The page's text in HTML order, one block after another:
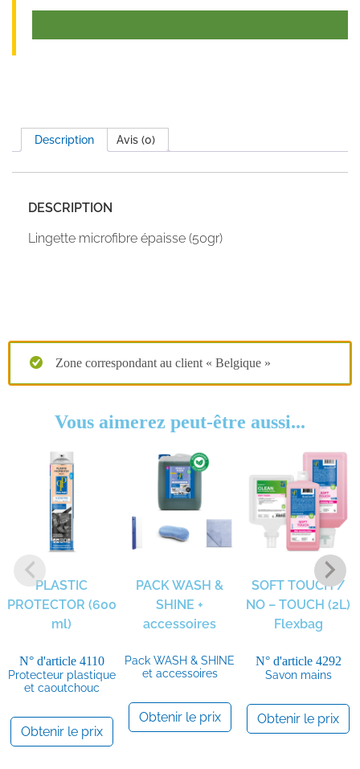
Description Avis (0)
DESCRIPTION
Lingette microfibre épaisse (50gr)
Zone correspondant au client « Belgique »
Vous aimerez peut-être aussi...
PLASTIC
PROTECTOR (600
ml)
N° d'article 4110
Protecteur plastique
et caoutchouc
Obtenir le prix
PACK WASH &
SHINE +
accessoires
Pack WASH & SHINE
et accessoires
Obtenir le prix
SOFT TOUCH /
NO – TOUCH (2L)
Flexbag
N° d'article 4292
Savon mains
Obtenir le prix